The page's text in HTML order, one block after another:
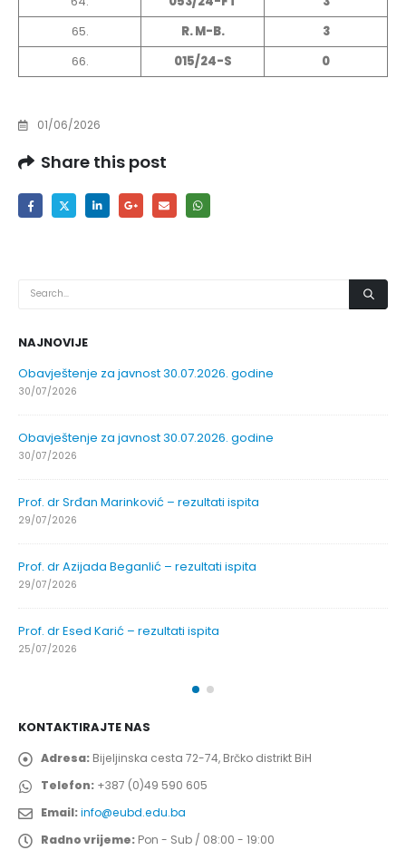
65.
R. M-B.
3
66.
015/24-S 0
01/06/2026
Share this post
NAJNOVIJE
Obavještenje za javnost 30.07.2026. godine
30/07/2026
Obavještenje za javnost 30.07.2026. godine
30/07/2026
Prof. dr Srđan Marinković – rezultati ispita
29/07/2026
Prof. dr Azijada Beganlić – rezultati ispita
29/07/2026
Prof. dr Esed Karić – rezultati ispita
25/07/2026
KONTAKTIRAJTE NAS
Adresa: Bijeljinska cesta 72-74, Brčko distrikt BiH
Telefon: +387 (0)49 590 605
Email:info@eubd.edu.ba
Radno vrijeme: Pon - Sub / 08:00 - 19:00